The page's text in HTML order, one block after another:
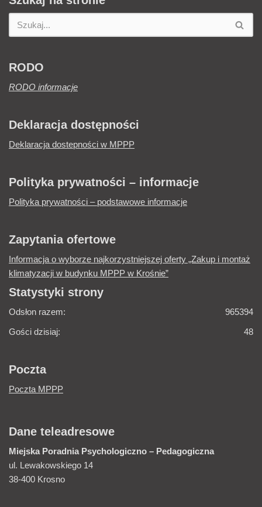
RODO
RODO informacje
Deklaracja dostępności
Deklaracja dostepności w MPPP
Polityka prywatności – informacje
Polityka prywatności – podstawowe informacje
Zapytania ofertowe
Informacja o wyborze najkorzystniejszej oferty „Zakup i montaż
klimatyzacji w budynku MPPP w Krośnie”
Statystyki strony
965394
Odsłon razem:
48
Gości dzisiaj:
Poczta
Poczta MPPP
Dane teleadresowe
Miejska Poradnia Psychologiczno – Pedagogiczna
ul. Lewakowskiego 14
38-400 Krosno